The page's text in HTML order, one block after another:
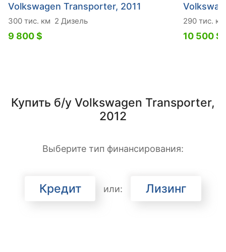
Volkswagen Transporter, 2011
300 тис. км 2 Дизель
9 800 $
290 тис. км
10 500 $
Купить б/у Volkswagen Transporter,
2012
Выберите тип финансирования:
Кредит или: Лизинг